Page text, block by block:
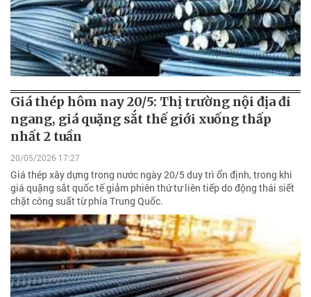
Giá thép hôm nay 20/5: Thị trường nội địa đi
ngang, giá quặng sắt thế giới xuống thấp
nhất 2 tuần
20/05/2026 17:27
Giá thép xây dựng trong nước ngày 20/5 duy trì ổn định, trong khi
giá quặng sắt quốc tế giảm phiên thứ tư liên tiếp do động thái siết
chặt công suất từ phía Trung Quốc.